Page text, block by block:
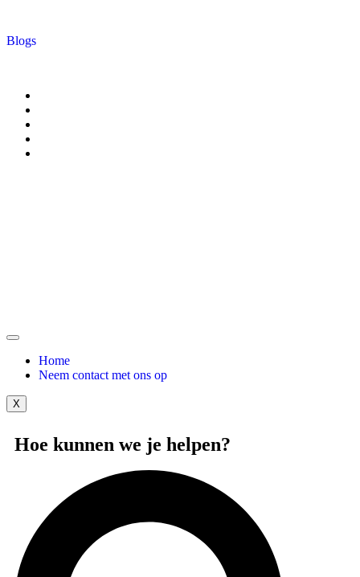
Blogs
Home
Neem contact met ons op
X
Hoe kunnen we je helpen?